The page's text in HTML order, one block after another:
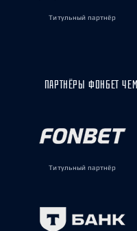
Титульный партнёр
ПАРТНЁРЫ ФОНБЕТ
Титульный партнёр